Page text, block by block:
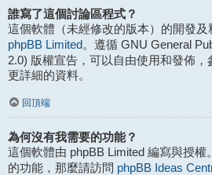
誰寫了這個討論區程式？
這個軟體（未經修改的版本）的開發
phpBB Limited。遵循 GNU General
2.0) 版權宣告，可以自由使用和發佈，
更詳細的資料。
回頂端
為何沒有我需要的功能？
這個軟體由 phpBB Limited 編寫與授權
的功能，那麼請訪問 phpBB Ideas